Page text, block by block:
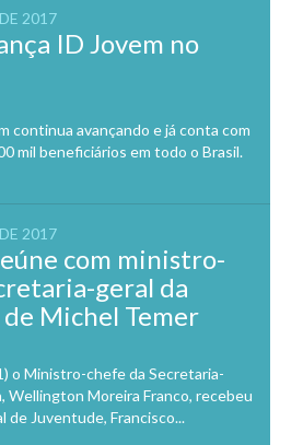
2017
ID Jovem no
continua avançando e já conta com
mil beneficiários em todo o Brasil.
2017
com ministro-
geral da
Michel Temer
o Ministro-chefe da Secretaria-
Wellington Moreira Franco, recebeu
de Juventude, Francisco...